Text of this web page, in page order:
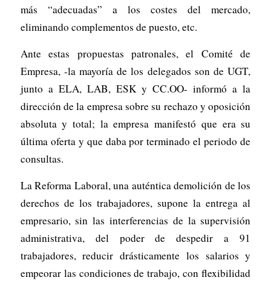
más “adecuadas” a los costes del mercado,
eliminando complementos de puesto, etc.
Ante estas propuestas patronales, el Comité de
Empresa, -la mayoría de los delegados son de UGT,
junto a ELA, LAB, ESK y CC.OO- informó a la
dirección de la empresa sobre su rechazo y oposición
absoluta y total; la empresa manifestó que era su
última oferta y que daba por terminado el periodo de
consultas.
La Reforma Laboral, una auténtica demolición de los
derechos de los trabajadores, supone la entrega al
empresario, sin las interferencias de la supervisión
administrativa, del poder de despedir a 91
trabajadores, reducir drásticamente los salarios y
empeorar las condiciones de trabajo, con flexibilidad